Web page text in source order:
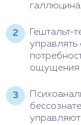
Гештальт-
управлять
ощущения